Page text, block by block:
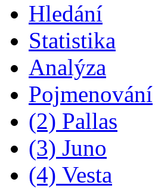
Hledání
Statistika
Analýza
Pojmenování
(2) Pallas
(3) Juno
(4) Vesta